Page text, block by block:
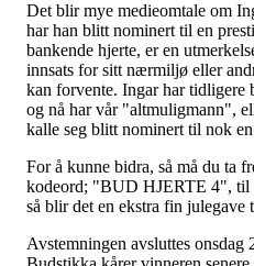
Det blir mye medieomtale om
har han blitt nominert til en
bankende hjerte, er en
innsats for sitt nærmiljø eller
kan forvente. Ingar har
og nå har vår "altmuligmann",
kalle seg blitt nominert til nok
For å kunne bidra, så må du ta
kodeord; "BUD HJERTE 4", til
så blir det en ekstra fin
Avstemningen avsluttes onsdag